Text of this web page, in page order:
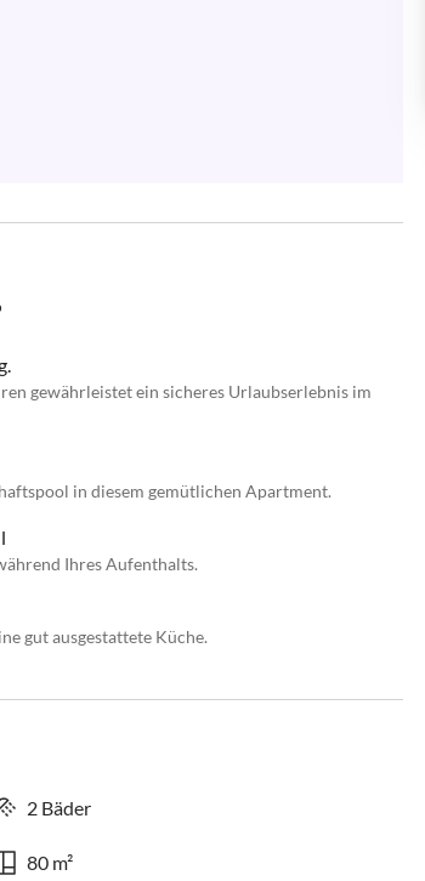
gewährleistet ein sicheres Urlaubserlebnis im
in diesem gemütlichen Apartment.
Ihres Aufenthalts.
gut ausgestattete Küche.
2 Bäder
80 m²